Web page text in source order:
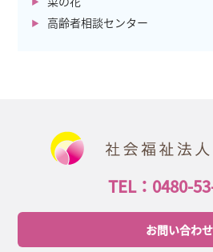
高齢者相談センター
TEL：0480-
お問い合わせ